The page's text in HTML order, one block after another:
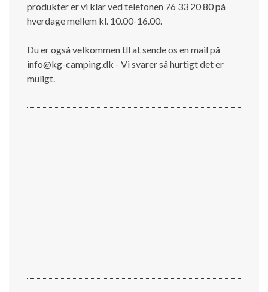
produkter er vi klar ved telefonen 76 33 20 80 på
hverdage mellem kl. 10.00-16.00.
Du er også velkommen tll at sende os en mail på
info@kg-camping.dk - Vi svarer så hurtigt det er
muligt.